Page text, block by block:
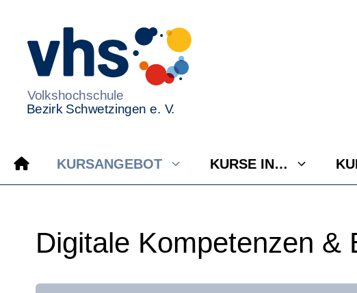
springen
KURSANGEBOT KURSE IN…
Digitale Kompetenzen &